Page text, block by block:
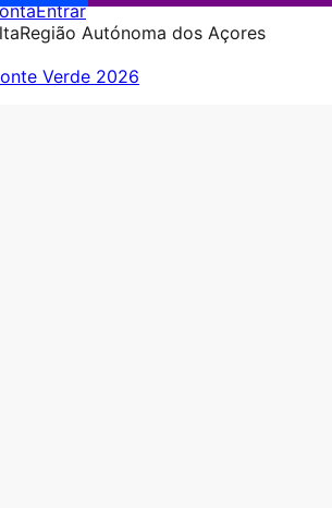
Entrar
Região Autónoma dos Açores
Verde 2026